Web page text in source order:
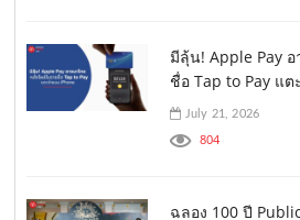
มีลุ้น! Apple Pay
ชื่อ Tap to Pay แ
July 21, 2026
804
ฉลอง 100 ปี